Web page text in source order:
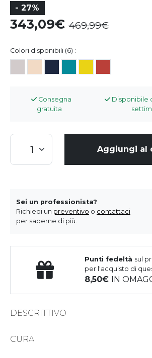
- 27%
343,09 469,99
Colori disponibili (6) :
Consegna
gratuita
Disponibile
Aggiungi al
Sei un professionista?
Richiedi un preventivo o contattaci
per saperne di più.
Punti fedeltà sul
per l'acquisto di
8,50 IN
DESCRITTIVO
CURA